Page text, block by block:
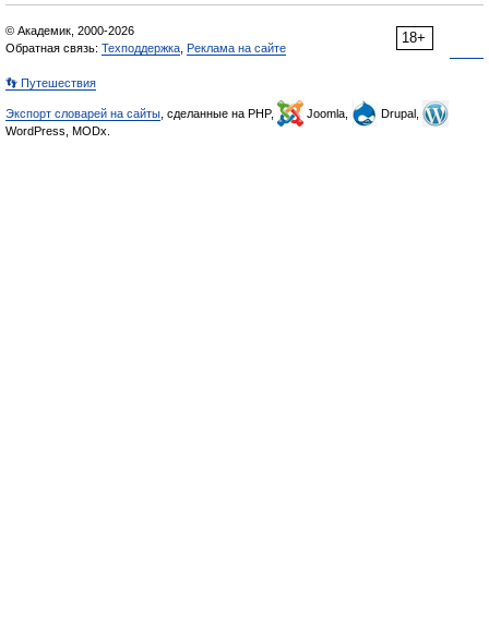
18+
© Академик, 2000-2026
Обратная связь: Техподдержка Реклама на сайте
👣 Путешествия
Экспорт словарей на сайты , сделанные на PHP, Joomla,
Drupal,
WordPress, MODx.